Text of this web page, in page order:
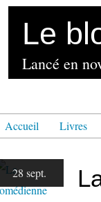
Le
Accueil Livres
28 sept.